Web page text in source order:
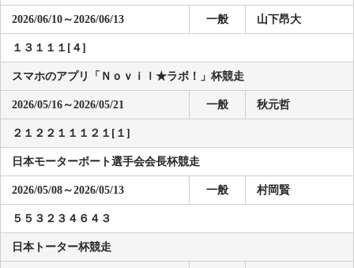
2026/06/10～2026/06/13 一般 山下昂大
１３１１１[４]
スマホのアプリ「Ｎｏｖｉｌ★ラボ！」杯競走
2026/05/16～2026/05/21 一般 秋元哲
２１２２１１１２１[１]
日本モーターボート選手会会長杯競走
2026/05/08～2026/05/13 一般 村岡賢
５５３２３４６４３
日本トーター杯競走